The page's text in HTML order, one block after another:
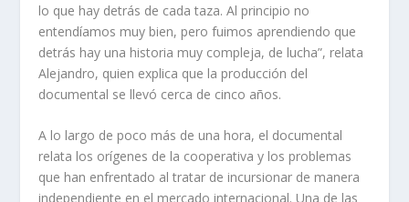
lo que hay detrás de cada taza. Al principio no
entendíamos muy bien, pero fuimos aprendiendo que
detrás hay una historia muy compleja, de lucha”, relata
Alejandro, quien explica que la producción del
documental se llevó cerca de cinco años.
A lo largo de poco más de una hora, el documental
relata los orígenes de la cooperativa y los problemas
que han enfrentado al tratar de incursionar de manera
independiente en el mercado internacional. Una de las